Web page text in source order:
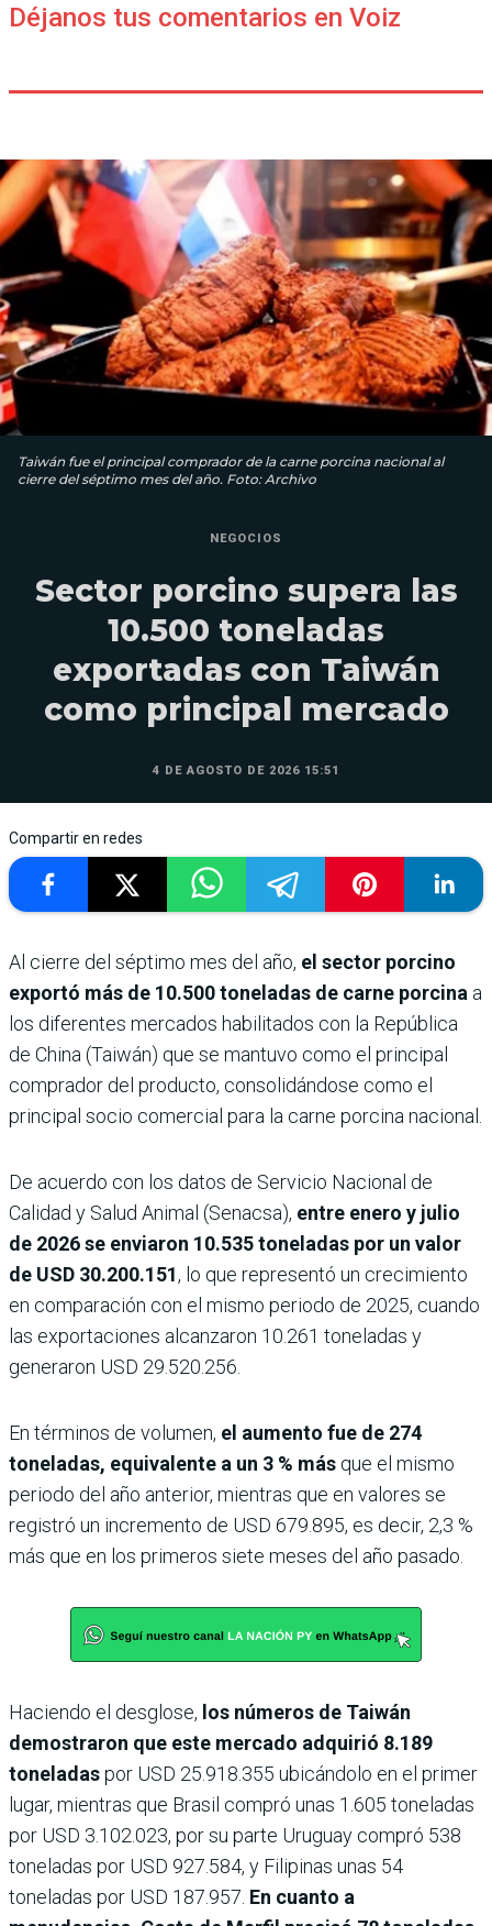
Déjanos tus comentarios en Voiz
Taiwán fue el principal comprador de la carne porcina nacional al
cierre del séptimo mes del año. Foto: Archivo
NEGOCIOS
Sector porcino supera las
10.500 toneladas
exportadas con Taiwán
como principal mercado
4 DE AGOSTO DE 2026 15:51
Compartir en redes
Al cierre del séptimo mes del año, el sector porcino
exportó más de 10.500 toneladas de carne porcina a
los diferentes mercados habilitados con la República
de China (Taiwán) que se mantuvo como el principal
comprador del producto, consolidándose como el
principal socio comercial para la carne porcina nacional.
De acuerdo con los datos de Servicio Nacional de
Calidad y Salud Animal (Senacsa), entre enero y julio
de 2026 se enviaron 10.535 toneladas por un valor
de USD 30.200.151, lo que representó un crecimiento
en comparación con el mismo periodo de 2025, cuando
las exportaciones alcanzaron 10.261 toneladas y
generaron USD 29.520.256.
En términos de volumen, el aumento fue de 274
toneladas, equivalente a un 3 % más que el mismo
periodo del año anterior, mientras que en valores se
registró un incremento de USD 679.895, es decir, 2,3 %
más que en los primeros siete meses del año pasado.
Haciendo el desglose, los números de Taiwán
demostraron que este mercado adquirió 8.189
toneladaspor USD 25.918.355 ubicándolo en el primer
lugar, mientras que Brasil compró unas 1.605 toneladas
por USD 3.102.023, por su parte Uruguay compró 538
toneladas por USD 927.584, y Filipinas unas 54
toneladas por USD 187.957. En cuanto a